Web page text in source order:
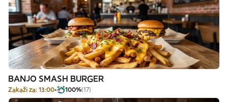
BANJO SMASH BURGER
Zakaži za: 13:00 100%(17)